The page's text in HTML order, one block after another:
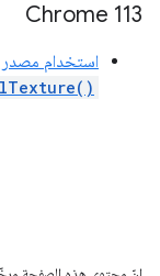
Chrome 113
استخدام مصدر WebCodecs VideoFrame في